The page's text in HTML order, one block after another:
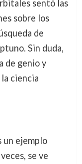
sentó las
sobre los
de
Sin duda,
de genio y
ciencia
un ejemplo
se ve